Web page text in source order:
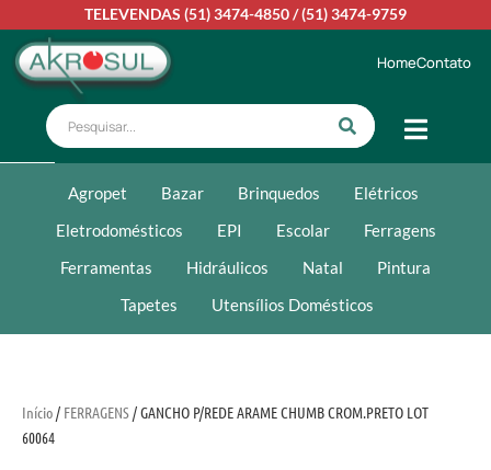
TELEVENDAS (51) 3474-4850/(51) 3474-9759
HomeContato
Agropet Bazar Brinquedos
Elétricos
Eletrodomésticos
EPI Escolar
Ferragens
Ferramentas
Hidráulicos Natal
Pintura
Tapetes
Utensílios Domésticos
Início/ FERRAGENS/ GANCHO P/REDE ARAME CHUMB CROM.PRETO LOT
60064